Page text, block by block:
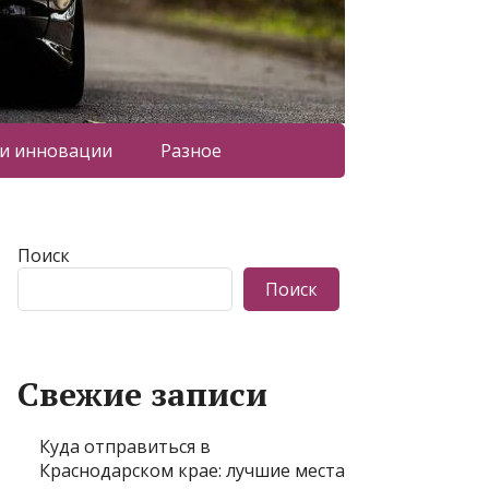
инновации Разное
Поиск
Поиск
Свежие записи
Куда отправиться в
Краснодарском крае: лучшие места